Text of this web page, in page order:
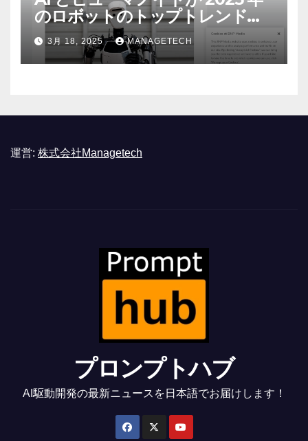
のロボットのトップトレンドに |
ASSEMBLY
3月 18, 2025 MANAGETECH
運営: 株式会社Managetech
プロンプトハブ
AI駆動開発の最新ニュースを日本語でお届けします！